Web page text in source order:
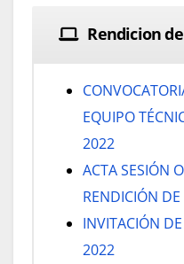
Rendicion
EQUIPO
2022
ACTA SESIÓN
RENDICIÓN
INVITACIÓN
2022